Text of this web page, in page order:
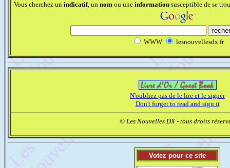
Vous cherchez un indicatif, un nom ou une information susceptible de se
WWW lesnouvellesdx.fr
N'oubliez pas de le lire et le signer
Don't forget to read and sign it
© Les Nouvelles DX - tous droits
Votez pour ce site